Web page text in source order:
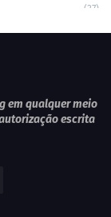
(37)
(9)
(1)
(1)
em qualquer meio
escrita